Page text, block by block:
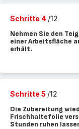
Schritte 4 /12
Nehmen Sie den
einer Arbeitsfläche
erhält.
Schritte 5 /12
Die Zubereitung
Frischhaltefolie
Stunden ruhen